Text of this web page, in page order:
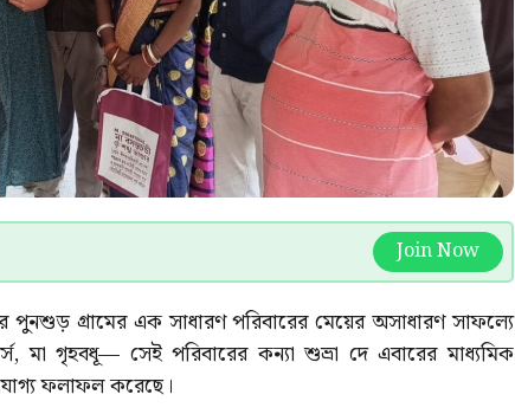
Join Now
পুনশুড় গ্রামের এক সাধারণ পরিবারের মেয়ের অসাধারণ সাফল্যে
মা গৃহবধূ— সেই পরিবারের কন্যা শুভ্রা দে এবারের মাধ্যমিক
ফলাফল করেছে।